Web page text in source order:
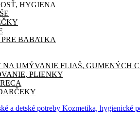
HYGIENA
BABATKA
NA UMÝVANIE FLIAŠ, GUMENÝCH
PLIENKY
a detské potreby Kozmetika, hygienické